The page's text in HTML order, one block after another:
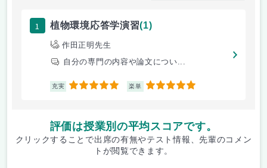
1 植物環境応答学演習(1)
作田正明先生
自分の専門の内容や論文につい...
充実 5 楽単 5
評価は授業別の平均スコアです。
クリックすることで出席の有無やテスト情報、先輩のコメン
トが閲覧できます。